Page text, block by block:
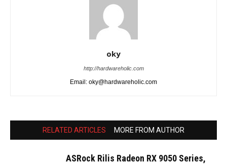
oky
http://hardwareholic.com
Email: oky@hardwareholic.com
RELATED ARTICLES MORE FROM AUTHOR
ASRock Rilis Radeon RX 9050 Series,